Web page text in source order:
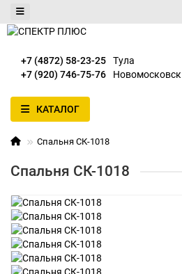
+7 (4872) 58-23-25
Тула
+7 (920) 746-75-76
Новомосковск
КАТАЛОГ
Спальня СК-1018
Спальня СК-1018